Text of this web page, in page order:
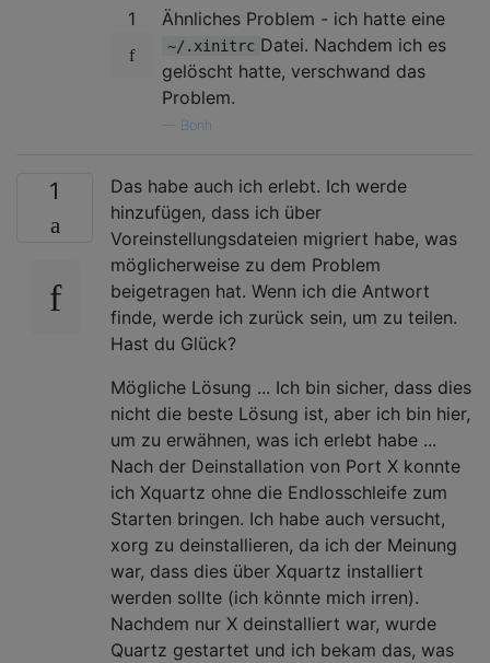
1 Ähnliches Problem - ich hatte eine
~/.xinitrc Datei. Nachdem ich es
gelöscht hatte, verschwand das
Problem.
Bonh
1
Das habe auch ich erlebt. Ich werde
hinzufügen, dass ich über
Voreinstellungsdateien migriert habe, was
möglicherweise zu dem Problem
beigetragen hat. Wenn ich die Antwort
finde, werde ich zurück sein, um zu teilen.
Hast du Glück?
Mögliche Lösung ... Ich bin sicher, dass dies
nicht die beste Lösung ist, aber ich bin hier,
um zu erwähnen, was ich erlebt habe ...
Nach der Deinstallation von Port X konnte
ich Xquartz ohne die Endlosschleife zum
Starten bringen. Ich habe auch versucht,
xorg zu deinstallieren, da ich der Meinung
war, dass dies über Xquartz installiert
werden sollte (ich könnte mich irren).
Nachdem nur X deinstalliert war, wurde
Quartz gestartet und ich bekam das, was